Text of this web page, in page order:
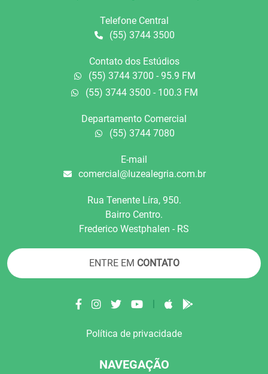
Telefone Central
(55) 3744 3500
Contato dos Estúdios
(55) 3744 3700 - 95.9 FM
(55) 3744 3500 - 100.3 FM
Departamento Comercial
(55) 3744 7080
E-mail
comercial@luzealegria.com.br
Rua Tenente Líra, 950.
Bairro Centro.
Frederico Westphalen - RS
ENTRE EM CONTATO
Política de privacidade
NAVEGAÇÃO